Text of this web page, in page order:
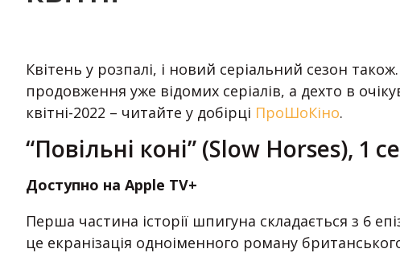
Квітень у розпалі, і новий серіальний сезон
продовження уже відомих серіалів, а дехто в
квітні-2022 – читайте у добірці ПроШоКіно.
“Повільні коні” (Slow Horses), 1
Доступно на Apple TV+
Перша частина історії шпигуна складається з 6
це екранізація одноіменного роману